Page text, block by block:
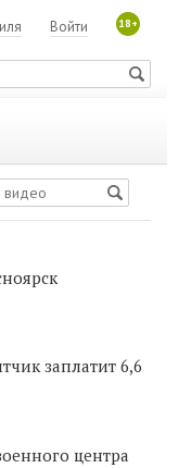
18+
Войти
заплатит 6,6
центра